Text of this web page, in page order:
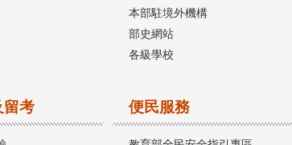
本部駐境外機構
部史網站
各級學校
留考 便民服務